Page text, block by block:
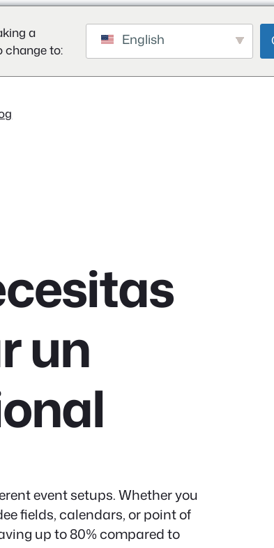
a
change to:
English
un
event setups. Whether you
fields, calendars, or point of
up to 80% compared to